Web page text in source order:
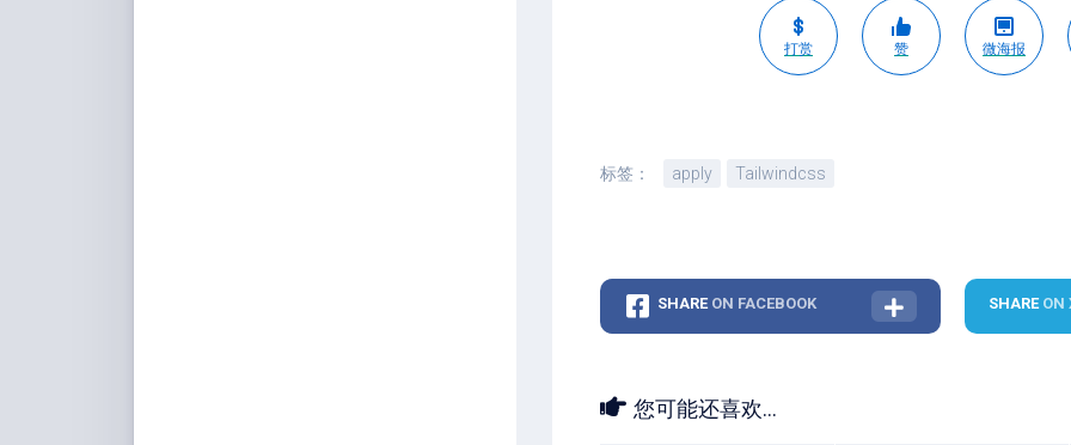
打赏 赞 微海报
标签： apply Tailwindcss
SHARE ON FACEBOOK SHARE ON
您可能还喜欢...